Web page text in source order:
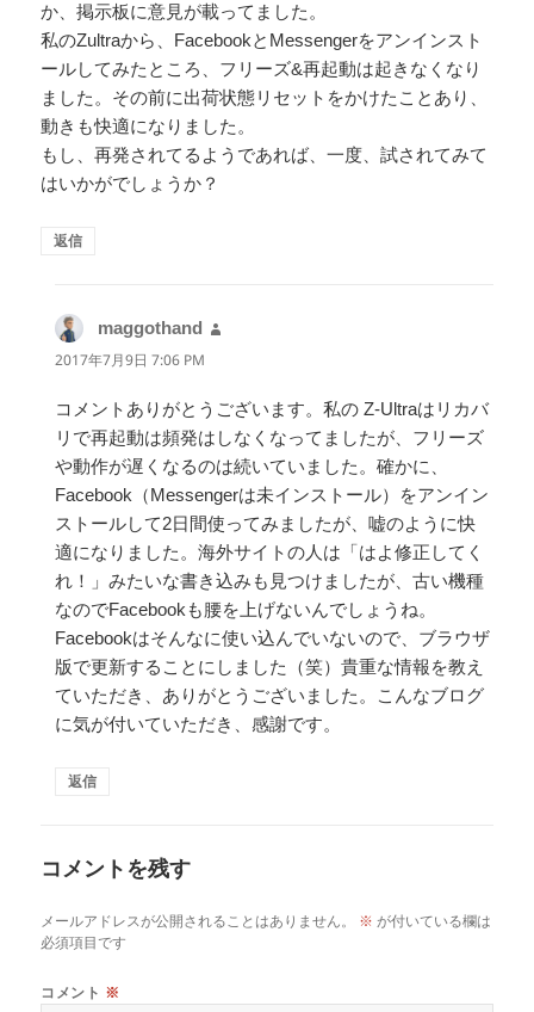
か、掲示板に意見が載ってました。
私のZultraから、FacebookとMessengerをアンインスト
ールしてみたところ、フリーズ&再起動は起きなくなり
ました。その前に出荷状態リセットをかけたことあり、
動きも快適になりました。
もし、再発されてるようであれば、一度、試されてみて
はいかがでしょうか？
返信
maggothand
2017年7月9日 7:06 PM
コメントありがとうございます。私の Z-Ultraはリカバ
リで再起動は頻発はしなくなってましたが、フリーズ
や動作が遅くなるのは続いていました。確かに、
Facebook（Messengerは未インストール）をアンイン
ストールして2日間使ってみましたが、嘘のように快
適になりました。海外サイトの人は「はよ修正してく
れ！」みたいな書き込みも見つけましたが、古い機種
なのでFacebookも腰を上げないんでしょうね。
Facebookはそんなに使い込んでいないので、ブラウザ
版で更新することにしました（笑）貴重な情報を教え
ていただき、ありがとうございました。こんなブログ
に気が付いていただき、感謝です。
返信
コメントを残す
メールアドレスが公開されることはありません。 ※ が付いている欄は
必須項目です
コメント ※